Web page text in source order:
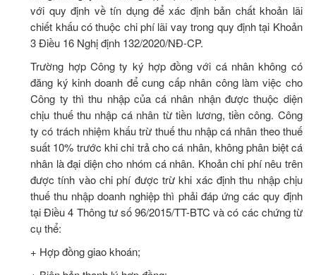
với quy định về tín dụng để xác định bản chất khoản lãi
chiết khấu có thuộc chi phí lãi vay trong quy định tại Khoản
3 Điều 16 Nghị định 132/2020/NĐ-CP.
Trường hợp Công ty ký hợp đồng với cá nhân không có
đăng ký kinh doanh để cung cấp nhân công làm việc cho
Công ty thì thu nhập của cá nhân nhận được thuộc diện
chịu thuế thu nhập cá nhân từ tiền lương, tiền công. Công
ty có trách nhiệm khấu trừ thuế thu nhập cá nhân theo thuế
suất 10% trước khi chi trả cho cá nhân, không phân biệt cá
nhân là đại diện cho nhóm cá nhân. Khoản chi phí nêu trên
được tính vào chi phí được trừ khi xác định thu nhập chịu
thuế thu nhập doanh nghiệp thì phải đáp ứng các quy định
tại Điều 4 Thông tư số 96/2015/TT-BTC và có các chứng từ
cụ thể:
+ Hợp đồng giao khoán;